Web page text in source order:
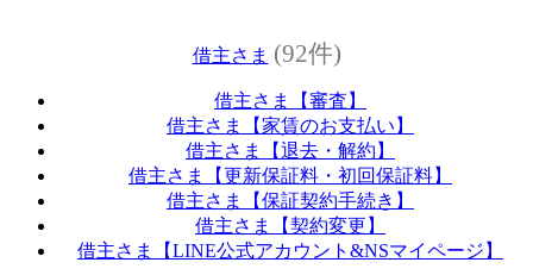
借主さま (92件)
借主さま【審査】
借主さま【家賃のお支払い】
借主さま【退去・解約】
借主さま【更新保証料・初回保証料】
借主さま【保証契約手続き】
借主さま【契約変更】
借主さま【LINE公式アカウント&NSマイページ】